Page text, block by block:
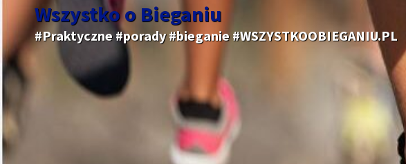
Wszystko o Bieganiu
#Praktyczne #porady #bieganie #WSZYSTKOOBIEGANIU.PL